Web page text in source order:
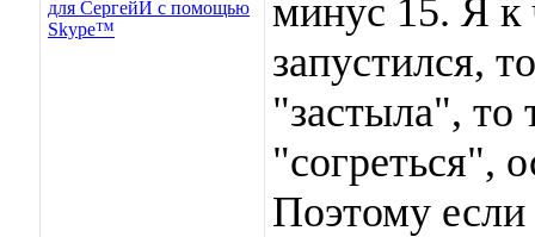
минус 15. Я к
запустился,
"застыла",
"согреться",
Поэтому если